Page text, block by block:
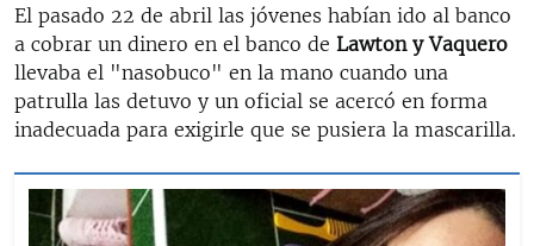
El pasado 22 de abril las jóvenes habían ido al banco
a cobrar un dinero en el banco de Lawton y Vaquero
llevaba el "nasobuco" en la mano cuando una
patrulla las detuvo y un oficial se acercó en forma
inadecuada para exigirle que se pusiera la mascarilla.